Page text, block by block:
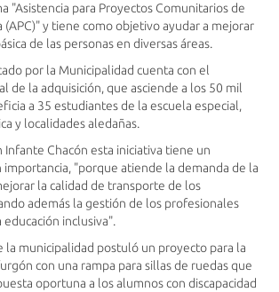
"Asistencia para Proyectos Comunitarios de
(APC)" y tiene como objetivo ayudar a mejorar
de las personas en diversas áreas.
por la Municipalidad cuenta con el
de la adquisición, que asciende a los 50 mil
a 35 estudiantes de la escuela especial,
y localidades aledañas.
Infante Chacón esta iniciativa tiene un
importancia, "porque atiende la demanda de la
la calidad de transporte de los
además la gestión de los profesionales
educación inclusiva".
la municipalidad postuló un proyecto para la
con una rampa para sillas de ruedas que
oportuna a los alumnos con discapacidad